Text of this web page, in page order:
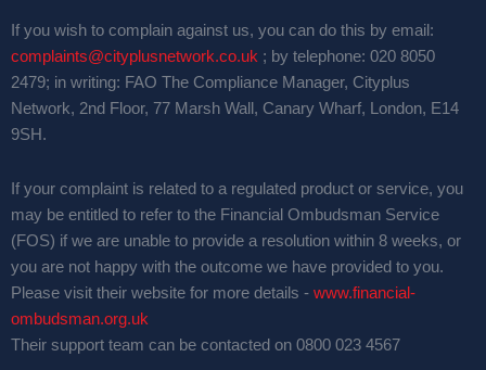
If you wish to complain against us, you can do this by email:
complaints@cityplusnetwork.co.uk ; by telephone: 020 8050
2479; in writing: FAO The Compliance Manager, Cityplus
Network, 2nd Floor, 77 Marsh Wall, Canary Wharf, London, E14
9SH.
If your complaint is related to a regulated product or service, you
may be entitled to refer to the Financial Ombudsman Service
(FOS) if we are unable to provide a resolution within 8 weeks, or
you are not happy with the outcome we have provided to you.
Please visit their website for more details - www.financial-
ombudsman.org.uk
Their support team can be contacted on 0800 023 4567